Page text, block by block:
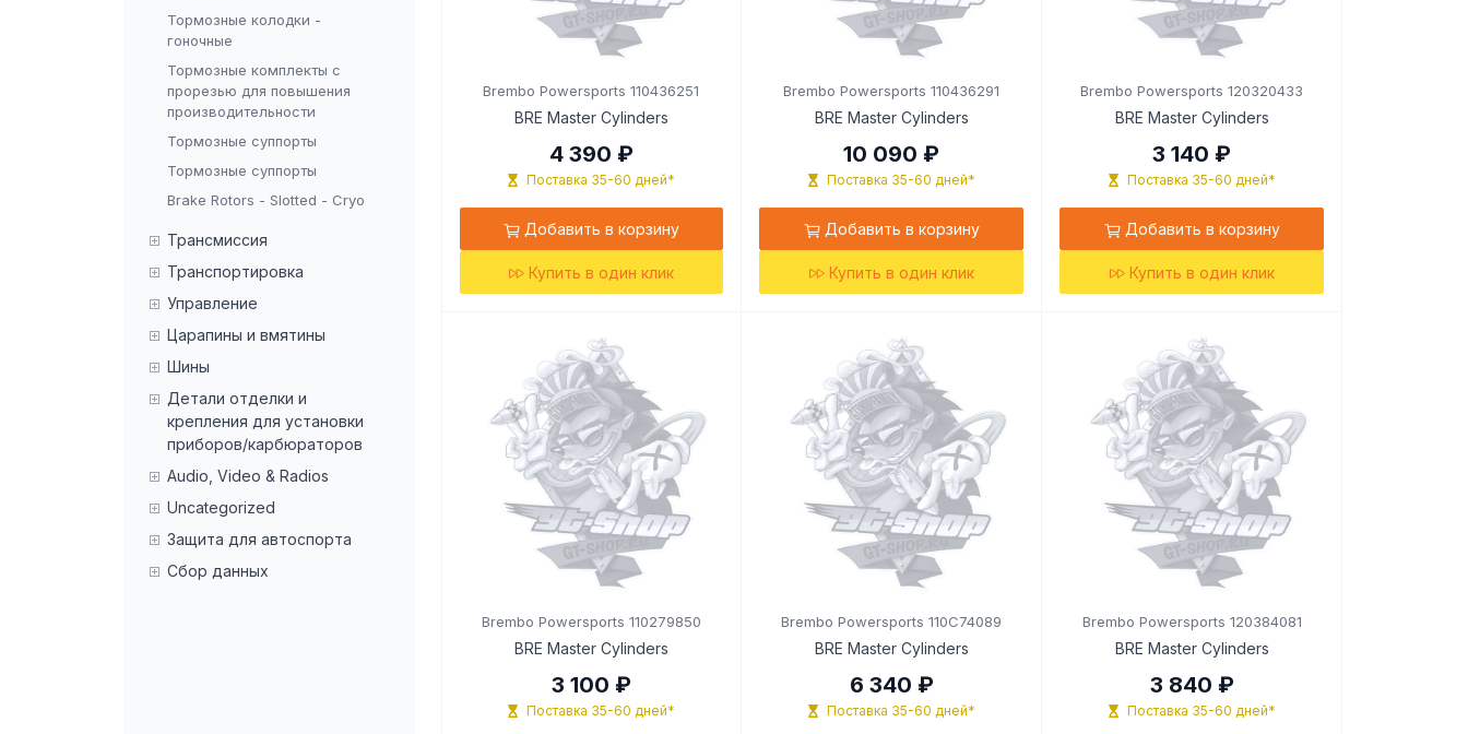
Тормозные колодки -
гоночные
Тормозные комплекты с
прорезью для повышения
производительности
Тормозные суппорты
Тормозные суппорты
Brake Rotors - Slotted - Cryo
Трансмиссия
Транспортировка
Управление
Царапины и вмятины
Шины
Детали отделки и
крепления для установки
приборов/карбюраторов
Audio, Video & Radios
Uncategorized
Защита для автоспорта
Сбор данных
Brembo Powersports 110436251
BRE Master Cylinders
4 390 ₽
Поставка 35-60 дней*
Добавить в корзину
Купить в один клик
Brembo Powersports 110436291
BRE Master Cylinders
10 090 ₽
Поставка 35-60 дней*
Добавить в корзину
Купить в один клик
Brembo Powersports 120320433
BRE Master Cylinders
3 140 ₽
Поставка 35-60 дней*
Добавить в корзину
Купить в один клик
Brembo Powersports 110279850
BRE Master Cylinders
3 100 ₽
Поставка 35-60 дней*
Brembo Powersports 110C74089
BRE Master Cylinders
6 340 ₽
Поставка 35-60 дней*
Brembo Powersports 120384081
BRE Master Cylinders
3 840 ₽
Поставка 35-60 дней*